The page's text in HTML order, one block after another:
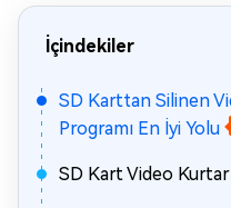
İçindekiler
SD Karttan Silinen
Programı En İyi Yolu
SD Kart Video